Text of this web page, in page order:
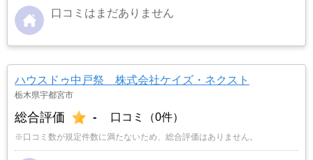
口コミはまだありません
ハウスドゥ中戸祭 株式会社ケイズ・ネクスト
栃木県宇都宮市
総合評価 - 口コミ（0件）
※口コミ数が規定件数に満たないため、総合評価はありません。